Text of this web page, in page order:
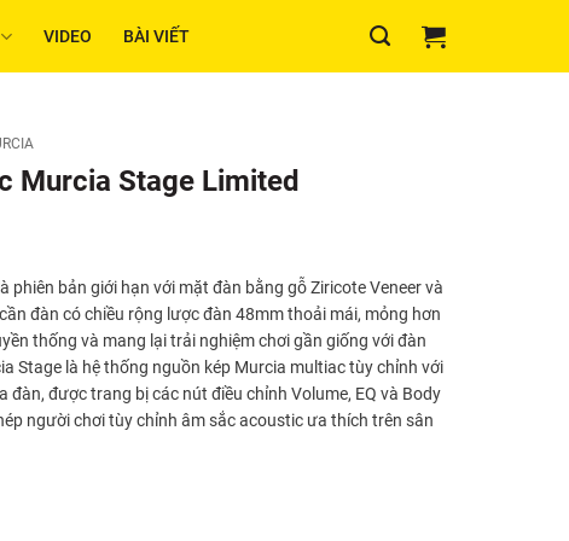
VIDEO BÀI VIẾT
Murcia Stage Limited
phiên bản giới hạn với mặt đàn bằng gỗ Ziricote Veneer và
đàn có chiều rộng lược đàn 48mm thoải mái, mỏng hơn
thống và mang lại trải nghiệm chơi gần giống với đàn
Stage là hệ thống nguồn kép Murcia multiac tùy chỉnh với
đàn, được trang bị các nút điều chỉnh Volume, EQ và Body
người chơi tùy chỉnh âm sắc acoustic ưa thích trên sân